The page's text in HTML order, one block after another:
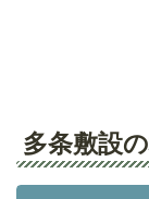
多条敷設